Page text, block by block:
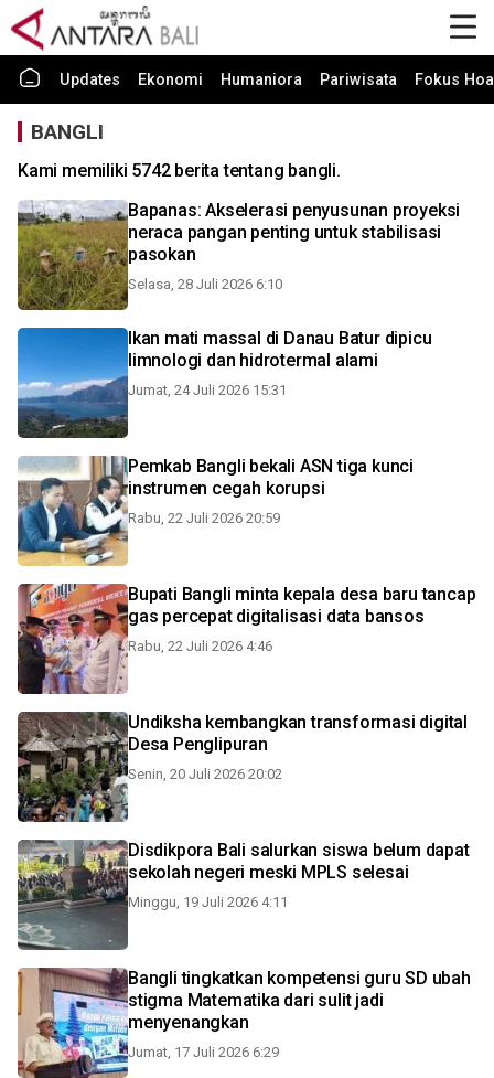
Updates Ekonomi Humaniora Pariwisata Fokus
BANGLI
Kami memiliki 5742 berita tentang bangli.
Bapanas: Akselerasi penyusunan proyeksi
neraca pangan penting untuk stabilisasi
pasokan
Selasa, 28 Juli 2026 6:10
Ikan mati massal di Danau Batur dipicu
limnologi dan hidrotermal alami
Jumat, 24 Juli 2026 15:31
Pemkab Bangli bekali ASN tiga kunci
instrumen cegah korupsi
Rabu, 22 Juli 2026 20:59
Bupati Bangli minta kepala desa baru tancap
gas percepat digitalisasi data bansos
Rabu, 22 Juli 2026 4:46
Undiksha kembangkan transformasi digital
Desa Penglipuran
Senin, 20 Juli 2026 20:02
Disdikpora Bali salurkan siswa belum dapat
sekolah negeri meski MPLS selesai
Minggu, 19 Juli 2026 4:11
Bangli tingkatkan kompetensi guru SD ubah
stigma Matematika dari sulit jadi
menyenangkan
Jumat, 17 Juli 2026 6:29